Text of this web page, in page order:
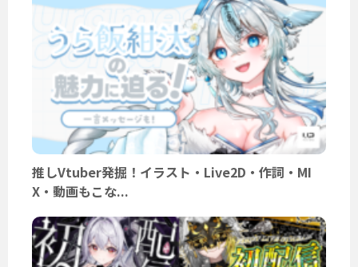
推しVtuber発掘！イラスト・Live2D・作詞・MI
X・動画もこな...